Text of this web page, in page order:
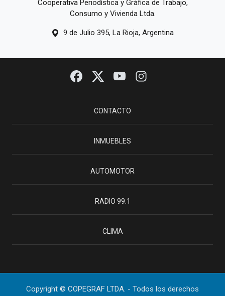
Cooperativa Periodística y Gráfica de Trabajo,
Consumo y Vivienda Ltda.
9 de Julio 395, La Rioja, Argentina
CONTACTO
INMUEBLES
AUTOMOTOR
RADIO 99.1
CLIMA
Copyright © COPEGRAF LTDA. - Todos los derechos